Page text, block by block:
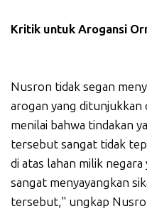
Kritik untuk Arogansi
Nusron tidak segan
arogan yang ditunjukkan
menilai bahwa tindakan
tersebut sangat tidak
di atas lahan milik
sangat menyayangkan
tersebut," ungkap